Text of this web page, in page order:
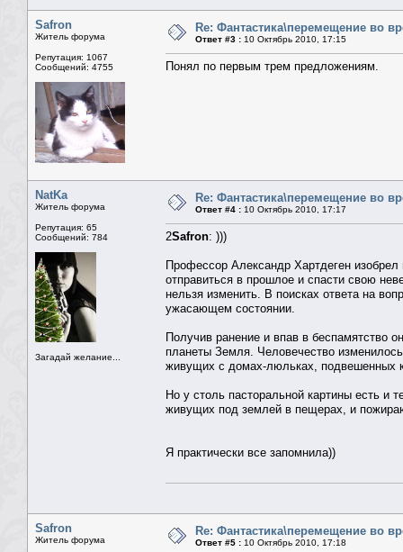
Safron
Житель форума
Репутация: 1067
Сообщений: 4755
Re: Фантастика\перемещение во
Ответ #3 : 10 Октябрь 2010, 17:15
Понял по первым трем предложениям.
NatKa
Житель форума
Репутация: 65
Сообщений: 784
Загадай желание...
Re: Фантастика\перемещение во
Ответ #4 : 10 Октябрь 2010, 17:17
2Safron: )))
Профессор Александр Хартдеген
отправиться в прошлое и спасти свою
нельзя изменить. В поисках ответа на
ужасающем состоянии.
Получив ранение и впав в беспамятство
планеты Земля. Человечество
живущих с домах-люльках, подвешенных
Но у столь пасторальной картины есть
живущих под землей в пещерах, и
Я практически все запомнила))
Safron
Житель форума
Re: Фантастика\перемещение во
Ответ #5 : 10 Октябрь 2010, 17:18